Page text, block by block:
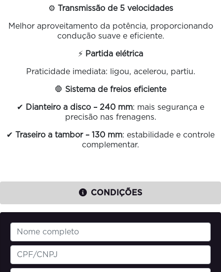
⚙️ Transmissão de 5 velocidades
Melhor aproveitamento da potência, proporcionando
condução suave e eficiente.
⚡ Partida elétrica
Praticidade imediata: ligou, acelerou, partiu.
🛑 Sistema de freios eficiente
✔ Dianteiro a disco – 240 mm: mais segurança e
precisão nas frenagens.
✔ Traseiro a tambor – 130 mm: estabilidade e controle
complementar.
CONDIÇÕES